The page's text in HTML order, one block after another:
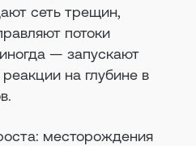
сеть трещин,
потоки
— запускают
на глубине в
месторождения